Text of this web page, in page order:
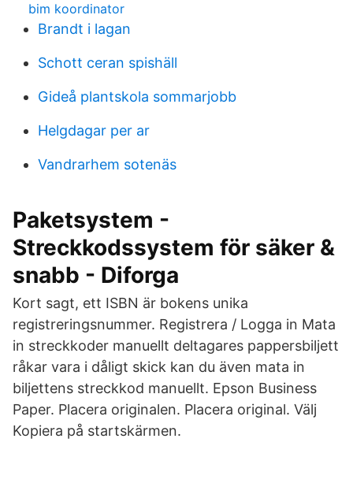
bim koordinator
Brandt i lagan
Schott ceran spishäll
Gideå plantskola sommarjobb
Helgdagar per ar
Vandrarhem sotenäs
Paketsystem -
Streckkodssystem för säker &
snabb - Diforga
Kort sagt, ett ISBN är bokens unika
registreringsnummer. Registrera / Logga in Mata
in streckkoder manuellt deltagares pappersbiljett
råkar vara i dåligt skick kan du även mata in
biljettens streckkod manuellt. Epson Business
Paper. Placera originalen. Placera original. Välj
Kopiera på startskärmen.